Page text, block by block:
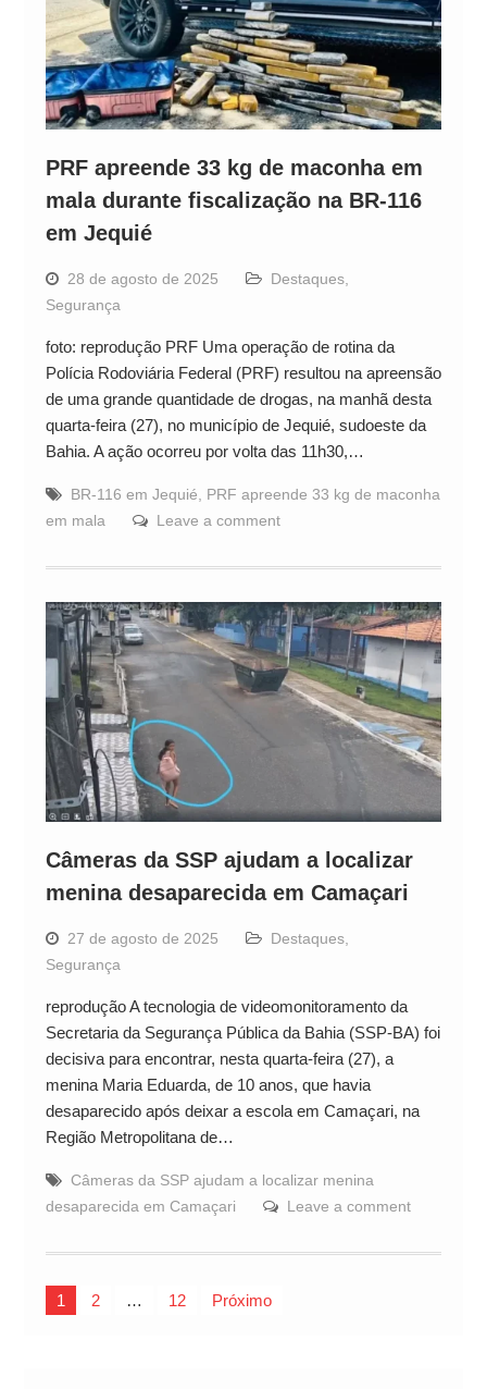
PRF apreende 33 kg de maconha em
mala durante fiscalização na BR-116
em Jequié
28 de agosto de 2025 Destaques,
Segurança
foto: reprodução PRF Uma operação de rotina da
Polícia Rodoviária Federal (PRF) resultou na apreensão
de uma grande quantidade de drogas, na manhã desta
quarta-feira (27), no município de Jequié, sudoeste da
Bahia. A ação ocorreu por volta das 11h30,…
BR-116 em Jequié
PRF apreende 33 kg de maconha
em mala
Leave a comment
Câmeras da SSP ajudam a localizar
menina desaparecida em Camaçari
27 de agosto de 2025 Destaques,
Segurança
reprodução A tecnologia de videomonitoramento da
Secretaria da Segurança Pública da Bahia (SSP-BA) foi
decisiva para encontrar, nesta quarta-feira (27), a
menina Maria Eduarda, de 10 anos, que havia
desaparecido após deixar a escola em Camaçari, na
Região Metropolitana de…
Câmeras da SSP ajudam a localizar menina
desaparecida em Camaçari
Leave a comment
Paginação
1 2 … 12 Próximo